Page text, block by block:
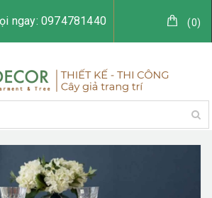
ngay: 0974781440 (0)
VỀ LAN DECOR